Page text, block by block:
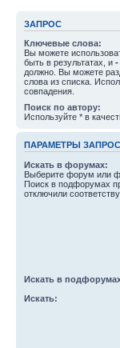
ЗАПРОС
Ключевые слова:
Вы можете
быть в результатах, и -
должно. Вы можете
слова из списка.
совпадения.
Поиск по автору:
Используйте * в
ПАРАМЕТРЫ
Искать в форумах:
Выберите форум или
Поиск в подфорумах
отключили
Искать в
Искать: